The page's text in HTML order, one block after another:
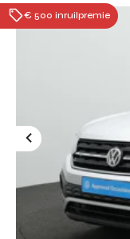
€ 500 inruilpremie